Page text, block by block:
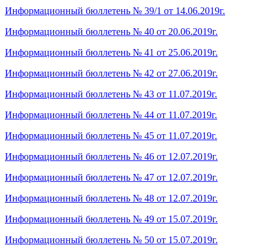
Информационный бюллетень № 39/1 от 14.06.2019г.
Информационный бюллетень № 40 от 20.06.2019г.
Информационный бюллетень № 41 от 25.06.2019г.
Информационный бюллетень № 42 от 27.06.2019г.
Информационный бюллетень № 43 от 11.07.2019г.
Информационный бюллетень № 44 от 11.07.2019г.
Информационный бюллетень № 45 от 11.07.2019г.
Информационный бюллетень № 46 от 12.07.2019г.
Информационный бюллетень № 47 от 12.07.2019г.
Информационный бюллетень № 48 от 12.07.2019г.
Информационный бюллетень № 49 от 15.07.2019г.
Информационный бюллетень № 50 от 15.07.2019г.